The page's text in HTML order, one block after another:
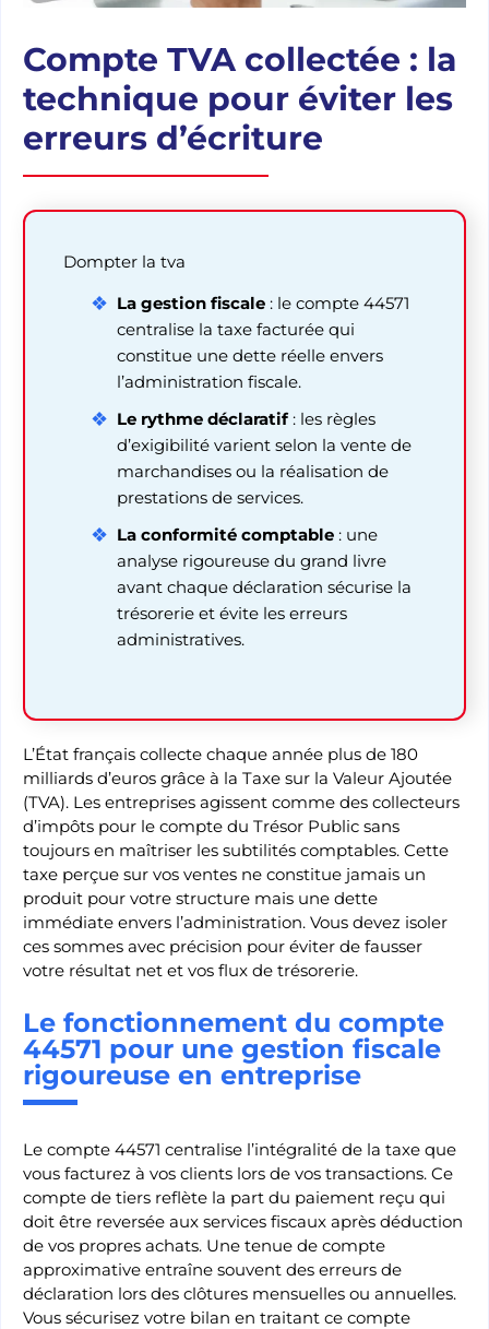
Compte TVA collectée : la
technique pour éviter les
erreurs d’écriture
Dompter la tva
La gestion fiscale : le compte 44571
centralise la taxe facturée qui
constitue une dette réelle envers
l’administration fiscale.
Le rythme déclaratif: les règles
d’exigibilité varient selon la vente de
marchandises ou la réalisation de
prestations de services.
La conformité comptable : une
analyse rigoureuse du grand livre
avant chaque déclaration sécurise la
trésorerie et évite les erreurs
administratives.
L’État français collecte chaque année plus de 180
milliards d’euros grâce à la Taxe sur la Valeur Ajoutée
(TVA). Les entreprises agissent comme des collecteurs
d’impôts pour le compte du Trésor Public sans
toujours en maîtriser les subtilités comptables. Cette
taxe perçue sur vos ventes ne constitue jamais un
produit pour votre structure mais une dette
immédiate envers l’administration. Vous devez isoler
ces sommes avec précision pour éviter de fausser
votre résultat net et vos flux de trésorerie.
Le fonctionnement du compte
44571 pour une gestion fiscale
rigoureuse en entreprise
Le compte 44571 centralise l’intégralité de la taxe que
vous facturez à vos clients lors de vos transactions. Ce
compte de tiers reflète la part du paiement reçu qui
doit être reversée aux services fiscaux après déduction
de vos propres achats. Une tenue de compte
approximative entraîne souvent des erreurs de
déclaration lors des clôtures mensuelles ou annuelles.
Vous sécurisez votre bilan en traitant ce compte